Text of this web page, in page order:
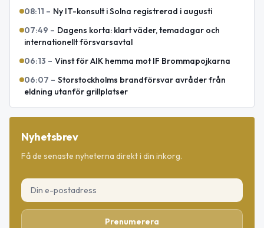
08:11 – Ny IT-konsult i Solna registrerad i augusti
07:49 – Dagens korta: klart väder, temadagar och
internationellt försvarsavtal
06:13 – Vinst för AIK hemma mot IF Brommapojkarna
06:07 – Storstockholms brandförsvar avråder från
eldning utanför grillplatser
Nyhetsbrev
Få de senaste nyheterna direkt i din inkorg.
Prenumerera